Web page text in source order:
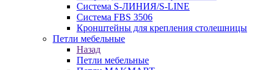
Система S-ЛИНИЯ/S-LINE
Система FBS 3506
Кронштейны для крепления столешницы
Петли мебельные
Назад
Петли мебельные